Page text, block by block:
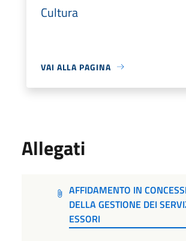
Cultura
VAI ALLA PAGINA
Allegati
AFFIDAMENTO IN
DELLA GESTIONE DEI
ESSORI